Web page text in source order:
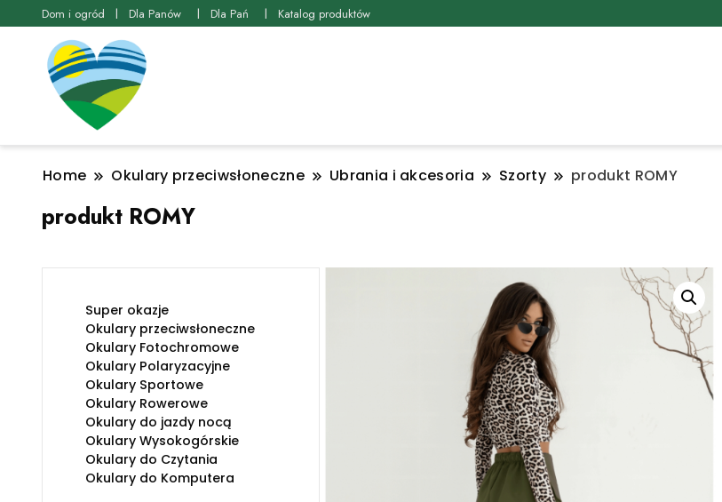
Dom i ogród Dla Panów Dla Pań Katalog produktów
Home Okulary przeciwsłoneczne Ubrania i akcesoria Szorty produkt ROMY
produkt ROMY
Super okazje
Okulary przeciwsłoneczne
Okulary Fotochromowe
Okulary Polaryzacyjne
Okulary Sportowe
Okulary Rowerowe
Okulary do jazdy nocą
Okulary Wysokogórskie
Okulary do Czytania
Okulary do Komputera